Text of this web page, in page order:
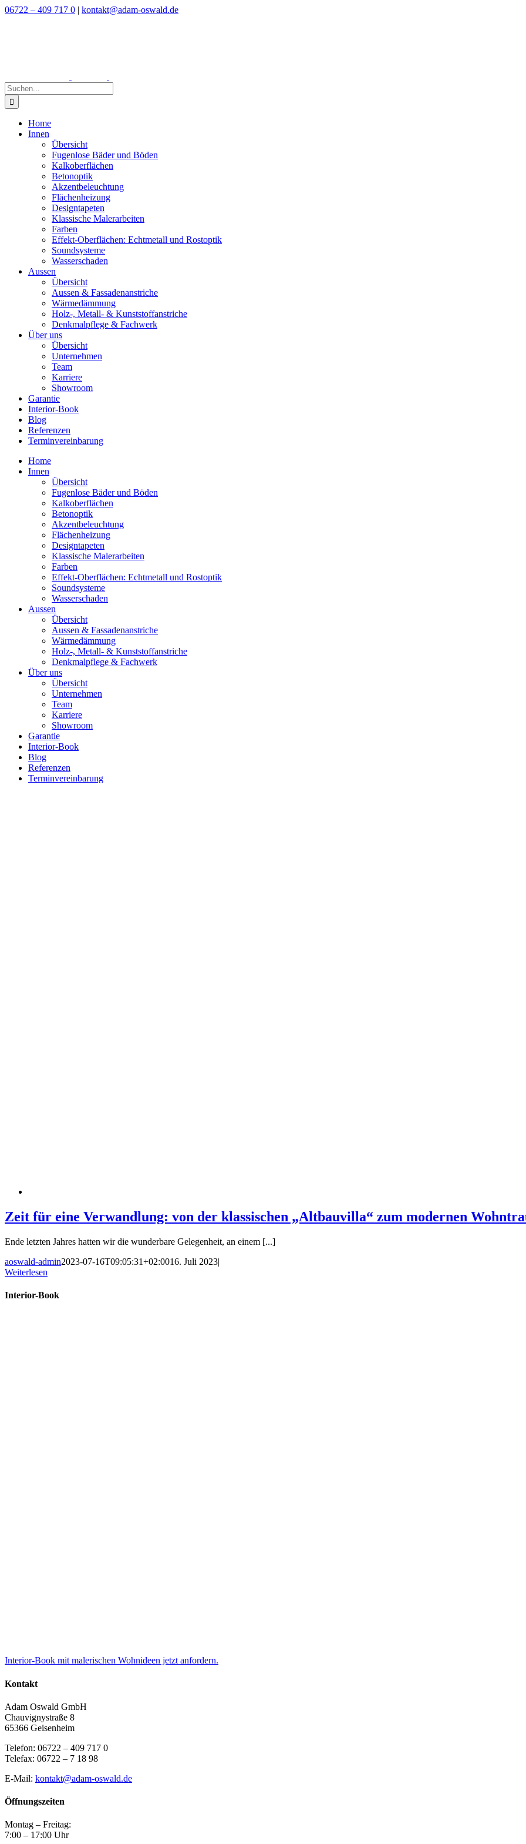
Zum
06722 – 409 717 0 | kontakt@adam-oswald.de
Suche
nach:
Home
Innen
Übersicht
Fugenlose Bäder und Böden
Kalkoberflächen
Betonoptik
Akzentbeleuchtung
Flächenheizung
Designtapeten
Klassische Malerarbeiten
Farben
Effekt-Oberflächen: Echtmetall und Rostoptik
Soundsysteme
Wasserschaden
Aussen
Übersicht
Aussen & Fassadenanstriche
Wärmedämmung
Holz-, Metall- & Kunststoffanstriche
Denkmalpflege & Fachwerk
Über uns
Übersicht
Unternehmen
Team
Karriere
Showroom
Garantie
Interior-Book
Blog
Referenzen
Terminvereinbarung
Home
Innen
Übersicht
Fugenlose Bäder und Böden
Kalkoberflächen
Betonoptik
Akzentbeleuchtung
Flächenheizung
Designtapeten
Klassische Malerarbeiten
Farben
Effekt-Oberflächen: Echtmetall und Rostoptik
Soundsysteme
Wasserschaden
Aussen
Übersicht
Aussen & Fassadenanstriche
Wärmedämmung
Holz-, Metall- & Kunststoffanstriche
Denkmalpflege & Fachwerk
Über uns
Übersicht
Unternehmen
Team
Karriere
Showroom
Garantie
Interior-Book
Blog
Referenzen
Terminvereinbarung
Zeit für eine Verwandlung: von der klassischen „Altbauvilla“ zum modernen
Ende letzten Jahres hatten wir die wunderbare Gelegenheit, an einem [...]
aoswald-admin2023-07-16T09:05:31+02:0016. Juli 2023|
Weiterlesen
Interior-Book
Interior-Book mit malerischen Wohnideen jetzt anfordern.
Kontakt
Adam Oswald GmbH
Chauvignystraße 8
65366 Geisenheim
Telefon: 06722 – 409 717 0
Telefax: 06722 – 7 18 98
E-Mail: kontakt@adam-oswald.de
Öffnungszeiten
Montag – Freitag:
7:00 – 17:00 Uhr